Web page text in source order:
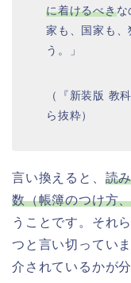
に着けるべきな
家も、国家も
う。」
（『新装版 教
ら抜粋）
言い換えると、 読
数（帳簿のつけ方
うことです。それ
つと言い切ってい
介されているかが